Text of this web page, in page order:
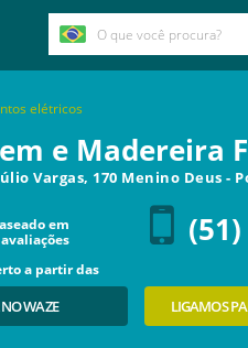
elétricos
e Madereira
Vargas, 170 Menino Deus-
em
avaliações
a partir das
NO WAZE LIGAMOS